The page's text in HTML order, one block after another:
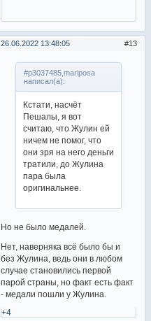
13
26.06.2022 13:48:05
#p3037485,mariposa
написал(а):
Кстати, насчёт
Пешалы, я вот
считаю, что Жулин ей
ничем не помог, что
они зря на него деньги
тратили, до Жулина
пара была
оригинальнее.
Но не было медалей.
Нет, наверняка всё было бы и
без Жулина, ведь они в любом
случае становились первой
парой страны, но факт есть факт
- медали пошли у Жулина.
+4